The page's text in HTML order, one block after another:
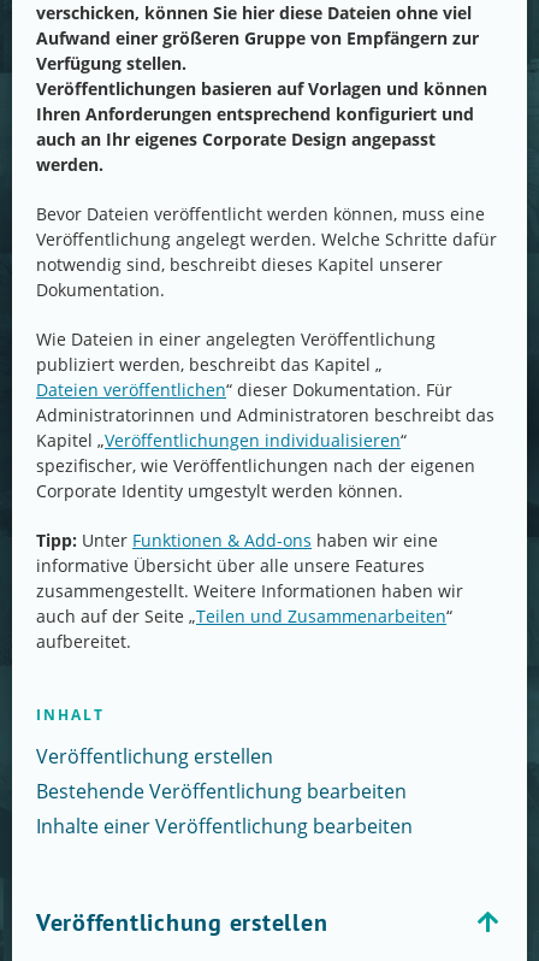
verschicken, können Sie hier diese Dateien ohne viel
Aufwand einer größeren Gruppe von Empfängern zur
Verfügung stellen.
Veröffentlichungen basieren auf Vorlagen und können
Ihren Anforderungen entsprechend konfiguriert und
auch an Ihr eigenes Corporate Design angepasst
werden.
Bevor Dateien veröffentlicht werden können, muss eine
Veröffentlichung angelegt werden. Welche Schritte dafür
notwendig sind, beschreibt dieses Kapitel unserer
Dokumentation.
Wie Dateien in einer angelegten Veröffentlichung
publiziert werden, beschreibt das Kapitel „
Dateien veröffentlichen“ dieser Dokumentation. Für
Administratorinnen und Administratoren beschreibt das
Kapitel „Veröffentlichungen individualisieren“
spezifischer, wie Veröffentlichungen nach der eigenen
Corporate Identity umgestylt werden können.
Tipp: Unter Funktionen & Add-ons haben wir eine
informative Übersicht über alle unsere Features
zusammengestellt. Weitere Informationen haben wir
auch auf der Seite „Teilen und Zusammenarbeiten“
aufbereitet.
INHALT
Veröffentlichung erstellen
Bestehende Veröffentlichung bearbeiten
Inhalte einer Veröffentlichung bearbeiten
Veröffentlichung erstellen